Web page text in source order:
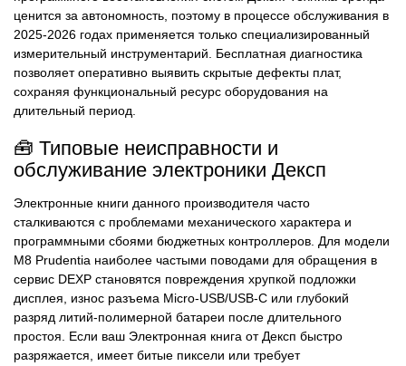
ценится за автономность, поэтому в процессе обслуживания в
2025-2026 годах применяется только специализированный
измерительный инструментарий. Бесплатная диагностика
позволяет оперативно выявить скрытые дефекты плат,
сохраняя функциональный ресурс оборудования на
длительный период.
🧰 Типовые неисправности и
обслуживание электроники Дексп
Электронные книги данного производителя часто
сталкиваются с проблемами механического характера и
программными сбоями бюджетных контроллеров. Для модели
M8 Prudentia наиболее частыми поводами для обращения в
сервис DEXP становятся повреждения хрупкой подложки
дисплея, износ разъема Micro-USB/USB-C или глубокий
разряд литий-полимерной батареи после длительного
простоя. Если ваш Электронная книга от Дексп быстро
разряжается, имеет битые пиксели или требует